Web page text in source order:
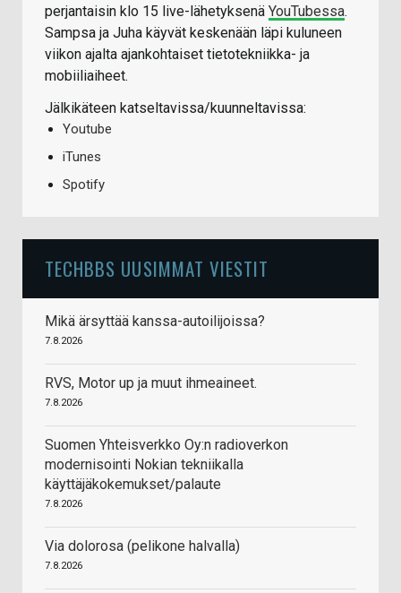
perjantaisin klo 15 live-lähetyksenä YouTubessa.
Sampsa ja Juha käyvät keskenään läpi kuluneen
viikon ajalta ajankohtaiset tietotekniikka- ja
mobiiliaiheet.
Jälkikäteen katseltavissa/kuunneltavissa:
Youtube
iTunes
Spotify
TECHBBS UUSIMMAT VIESTIT
Mikä ärsyttää kanssa-autoilijoissa?
7.8.2026
RVS, Motor up ja muut ihmeaineet.
7.8.2026
Suomen Yhteisverkko Oy:n radioverkon
modernisointi Nokian tekniikalla
käyttäjäkokemukset/palaute
7.8.2026
Via dolorosa (pelikone halvalla)
7.8.2026